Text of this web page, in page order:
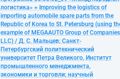
логистика» = Improving the logistics of
importing automobile spare parts from the
Republic of Korea to St. Petersburg (using
example of MEGAAUTO Group of Companies
LLC) / Д. С. Мальцев; Санкт-
Петербургский политехнический
университет Петра Великого, Институт
промышленного менеджмента,
экономики и торговли; научный